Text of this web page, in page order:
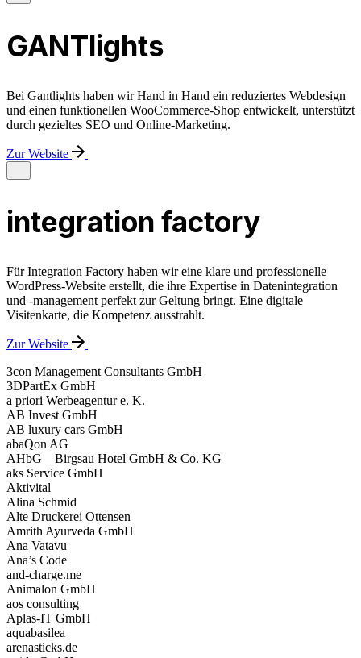
GANTlights
Bei Gantlights haben wir Hand in Hand ein reduziertes Webdesign
und einen funktionellen WooCommerce-Shop entwickelt, unterstützt
durch gezieltes SEO und Online-Marketing.
Zur Website
integration factory
Für Integration Factory haben wir eine klare und professionelle
WordPress-Website erstellt, die ihre Expertise in Datenintegration
und -management perfekt zur Geltung bringt. Eine digitale
Visitenkarte, die Kompetenz ausstrahlt.
Zur Website
3con Management Consultants GmbH
3DPartEx GmbH
a priori Werbeagentur e. K.
AB Invest GmbH
AB luxury cars GmbH
abaQon AG
AHbG – Birgsau Hotel GmbH & Co. KG
aks Service GmbH
Aktivital
Alina Schmid
Alte Druckerei Ottensen
Amrith Ayurveda GmbH
Ana Vatavu
Ana’s Code
and-charge.me
Animalon GmbH
aos consulting
Aplas-IT GmbH
aquabasilea
arenasticks.de